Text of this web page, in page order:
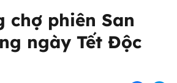
chợ phiên San
ngày Tết Độc